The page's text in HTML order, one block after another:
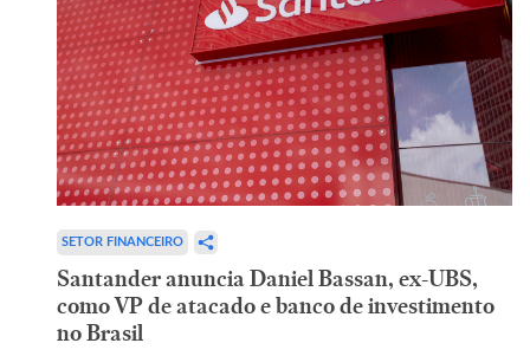
SETOR FINANCEIRO
Santander anuncia Daniel Bassan, ex-UBS,
como VP de atacado e banco de investimento
no Brasil